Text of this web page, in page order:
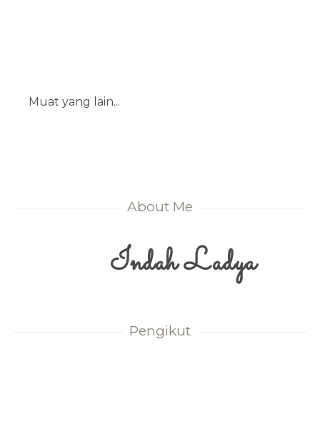
Muat yang lain...
About Me
Indah Ladya
Pengikut